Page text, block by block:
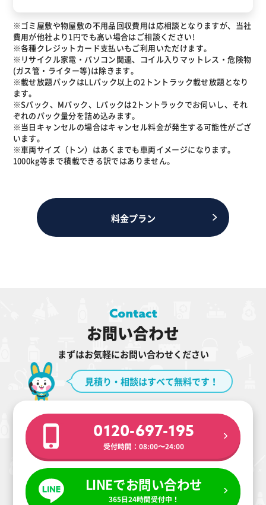
※ゴミ屋敷や物屋敷の不用品回収費用は応相談となりますが、当社
費用が他社より1円でも高い場合はご相談ください!
※各種クレジットカード支払いもご利用いただけます。
※リサイクル家電・パソコン関連、コイル入りマットレス・危険物
(ガス管・ライター等)は除きます。
※載せ放題パックはLLパック以上の2トントラック載せ放題となり
ます。
※Sパック、Mパック、Lパックは2トントラックでお伺いし、それ
ぞれのパック量分を詰め込みます。
※当日キャンセルの場合はキャンセル料金が発生する可能性がござ
います。
※車両サイズ（トン）はあくまでも車両イメージになります。
1000kg等まで積載できる訳ではありません。
料金プラン
お問い合わせ
まずはお気軽にお問い合わせください
見積り・相談はすべて無料です！
0120-697-195
受付時間：08:00〜24:00
LINEでお問い合わせ
365日24時間受付中！